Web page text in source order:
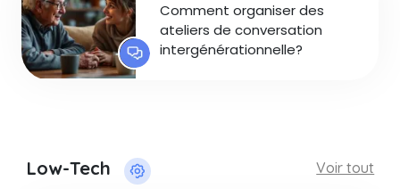
Comment organiser des
ateliers de conversation
intergénérationnelle?
Low-Tech Voir tout